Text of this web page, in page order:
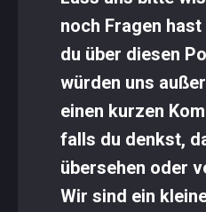
noch Fragen
du über diesen
würden uns
einen kurzen
falls du denkst,
übersehen oder
Wir sind ein